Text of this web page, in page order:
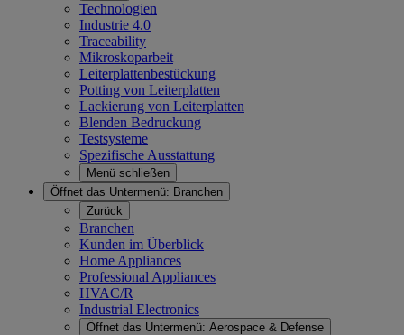
Technologien
Industrie 4.0
Traceability
Mikroskoparbeit
Leiterplattenbestückung
Potting von Leiterplatten
Lackierung von Leiterplatten
Blenden Bedruckung
Testsysteme
Spezifische Ausstattung
Menü schließen
Öffnet das Untermenü: Branchen
Zurück
Branchen
Kunden im Überblick
Home Appliances
Professional Appliances
HVAC/R
Industrial Electronics
Öffnet das Untermenü: Aerospace & Defense